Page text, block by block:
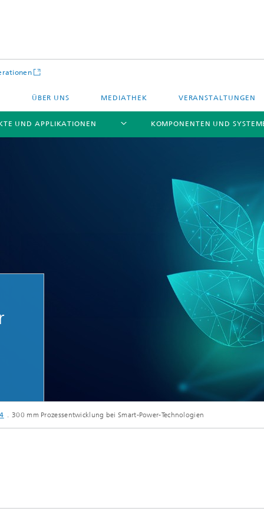
ÜBER UNS MEDIATHEK VERANSTALTUNGEN
UND APPLIKATIONEN KOMPONENTEN UND
Aktoren
Li-Fi Optische Datenübertragung
Halbleiterprozessdienstleistungen
300 mm Prozessentwicklung bei Smart-Power-Technologien